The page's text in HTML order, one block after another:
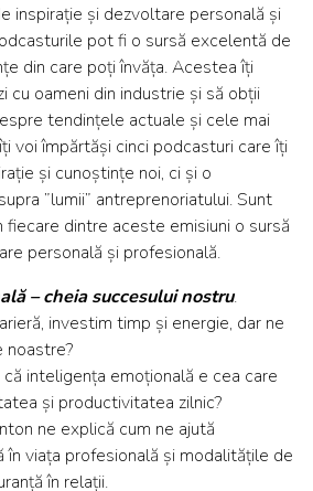
inspirație și dezvoltare personală și
pot fi o sursă excelentă de
din care poți învăța. Acestea îți
cu oameni din industrie și să obții
tendințele actuale și cele mai
voi împărtăși cinci podcasturi care îți
și cunoștințe noi, ci și o
”lumii” antreprenoriatului. Sunt
fiecare dintre aceste emisiuni o sursă
personală și profesională.
– cheia succesului nostru.
investim timp și energie, dar ne
noastre?
inteligența emoțională e cea care
și productivitatea zilnic?
ne explică cum ne ajută
în viața profesională și modalitățile de
în relații.